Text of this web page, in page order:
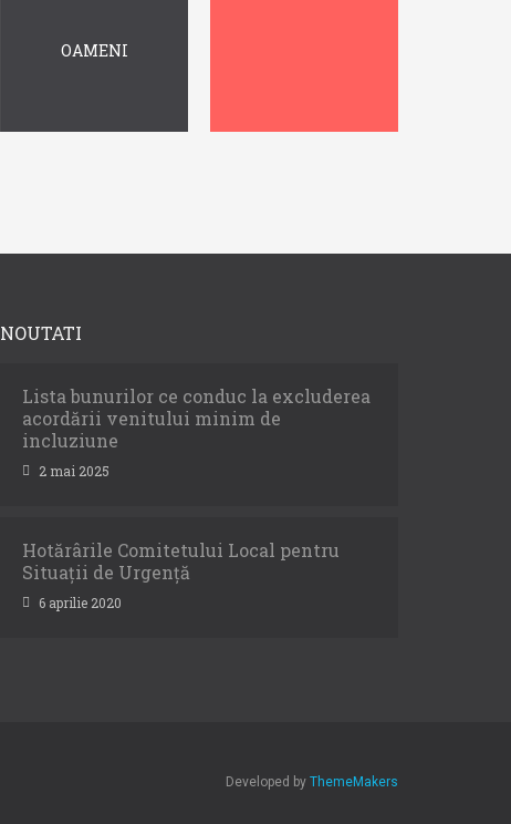
OAMENI
NOUTATI
Lista bunurilor ce conduc la excluderea
acordării venitului minim de
incluziune
2 mai 2025
Hotărârile Comitetului Local pentru
Situații de Urgență
6 aprilie 2020
Developed by ThemeMakers